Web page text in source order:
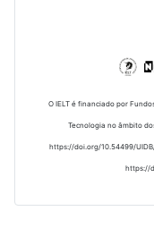
O IELT é financiado por
Tecnologia no âmbito
https://doi.org/10.54499/
https://